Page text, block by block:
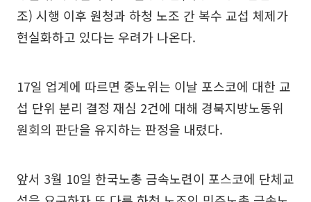
조) 시행 이후 원청과 하청 노조 간 복수 교섭 체제가
현실화하고 있다는 우려가 나온다.
17일 업계에 따르면 중노위는 이날 포스코에 대한 교
섭 단위 분리 결정 재심 2건에 대해 경북지방노동위
원회의 판단을 유지하는 판정을 내렸다.
앞서 3월 10일 한국노총 금속노련이 포스코에 단체교